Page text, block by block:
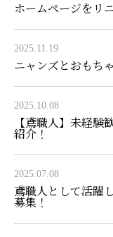
ホームページをリ
2025.11.19
ニャンズとおもち
2025.10.08
【鳶職人】未経験
紹介！
2025.07.08
鳶職人として活躍
募集！